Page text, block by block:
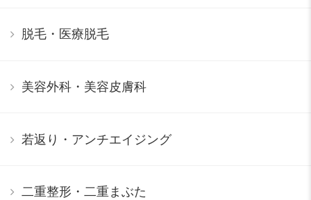
脱毛・医療脱毛
美容外科・美容皮膚科
若返り・アンチエイジング
二重整形・二重まぶた